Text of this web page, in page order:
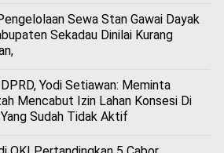
Sewa Stan Gawai Dayak
Sekadau Dinilai Kurang
Yodi Setiawan: Meminta
Mencabut Izin Lahan Konsesi Di
Sudah Tidak Aktif